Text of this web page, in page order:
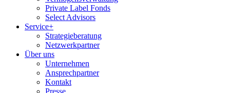
Private Label Fonds
Select Advisors
Service+
Strategieberatung
Netzwerkpartner
Über uns
Unternehmen
Ansprechpartner
Kontakt
Presse